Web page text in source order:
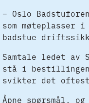
– Oslo
som møteplasser
badstue
Samtale ledet
stå i
svikter det
Åpne spørsmål,